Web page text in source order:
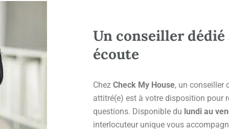
Un conseiller dédié
écoute
Chez Check My House, un conseiller
attitré(e) est à votre disposition pour
questions. Disponible du lundi au
interlocuteur unique vous